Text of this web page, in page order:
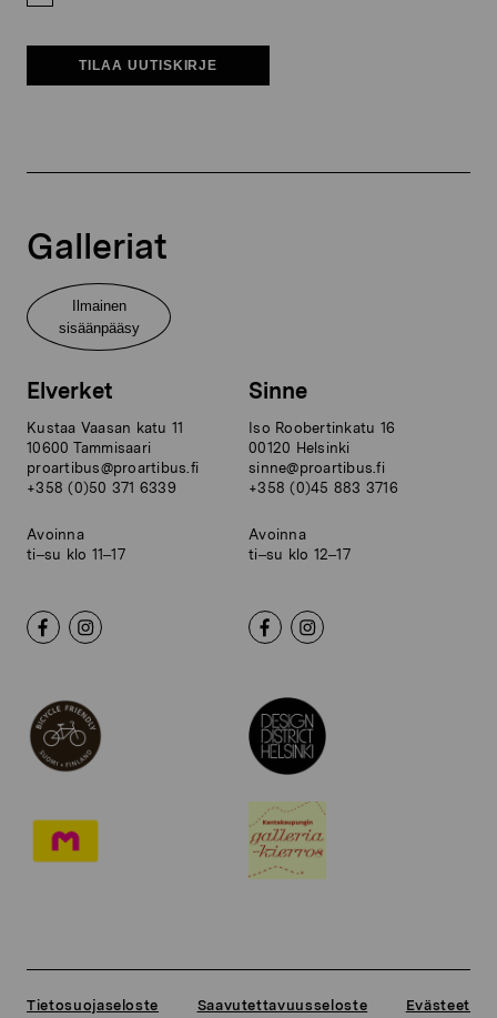
TILAA UUTISKIRJE
Galleriat
Ilmainen
sisäänpääsy
Elverket
Kustaa Vaasan katu 11
10600 Tammisaari
proartibus@proartibus.fi
+358 (0)50 371 6339
Avoinna
ti–su klo 11–17
Sinne
Iso Roobertinkatu 16
00120 Helsinki
sinne@proartibus.fi
+358 (0)45 883 3716
Avoinna
ti–su klo 12–17
Tietosuojaseloste Saavutettavuusseloste Evästeet